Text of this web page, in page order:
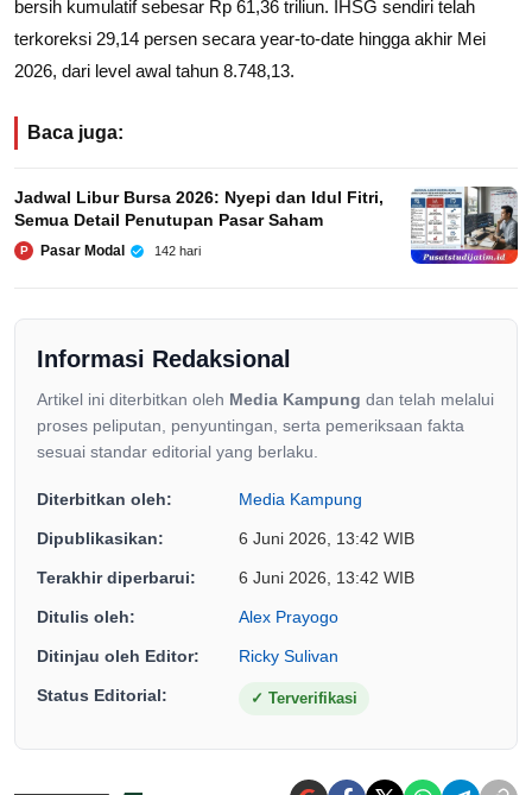
bersih kumulatif sebesar Rp 61,36 triliun. IHSG sendiri telah
terkoreksi 29,14 persen secara year-to-date hingga akhir Mei
2026, dari level awal tahun 8.748,13.
Baca juga:
Jadwal Libur Bursa 2026: Nyepi dan Idul Fitri,
Semua Detail Penutupan Pasar Saham
P Pasar Modal 142 hari
Informasi Redaksional
Artikel ini diterbitkan oleh Media Kampung dan telah melalui
proses peliputan, penyuntingan, serta pemeriksaan fakta
sesuai standar editorial yang berlaku.
Diterbitkan oleh: Media Kampung
Dipublikasikan: 6 Juni 2026, 13:42 WIB
Terakhir diperbarui: 6 Juni 2026, 13:42 WIB
Ditulis oleh: Alex Prayogo
Ditinjau oleh Editor: Ricky Sulivan
Status Editorial: ✓ Terverifikasi